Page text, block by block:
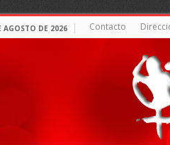
AGOSTO DE 2026 Contacto